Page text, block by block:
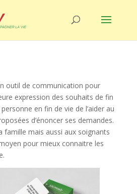
outil de communication pour
expression des souhaits de fin
en fin de vie de l’aider au
d’énoncer ses demandes.
famille mais aussi aux soignants
pour mieux connaitre les